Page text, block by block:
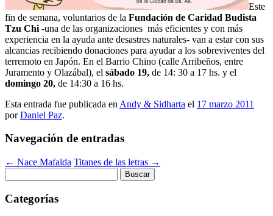
Este
fin de semana, voluntarios de la Fundación de Caridad Budista
Tzu Chi -una de las organizaciones más eficientes y con más
experiencia en la ayuda ante desastres naturales- van a estar con sus
alcancias recibiendo donaciones para ayudar a los sobreviventes del
terremoto en Japón. En el Barrio Chino (calle Arribeños, entre
Juramento y Olazábal), el sábado 19, de 14: 30 a 17 hs. y el
domingo 20, de 14:30 a 16 hs.
Esta entrada fue publicada en Andy & Sidharta el 17 marzo 2011
porDaniel Paz.
Navegación de entradas
← Nace Mafalda Titanes de las letras →
Categorías